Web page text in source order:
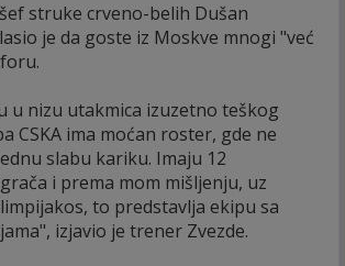
struke crveno-belih Dušan
je da goste iz Moskve mnogi "već
u nizu utakmica izuzetno teškog
CSKA ima moćan roster, gde ne
slabu kariku. Imaju 12
i prema mom mišljenju, uz
to predstavlja ekipu sa
izjavio je trener Zvezde.